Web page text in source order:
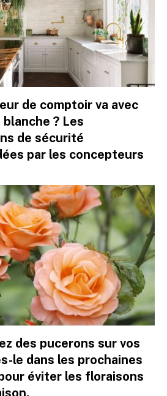
de comptoir va avec
? Les
de sécurité
par les concepteurs
des pucerons sur vos
le dans les prochaines
éviter les floraisons